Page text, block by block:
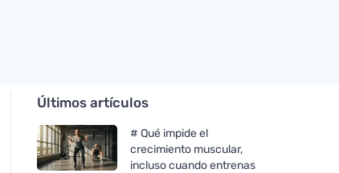
Últimos artículos
# Qué impide el
crecimiento muscular,
incluso cuando entrenas